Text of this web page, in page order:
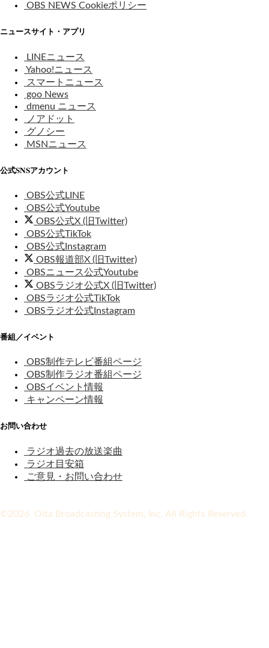
OBS NEWS Cookieポリシー
ニュースサイト・アプリ
LINEニュース
Yahoo!ニュース
スマートニュース
goo News
dmenu ニュース
ノアドット
グノシー
MSNニュース
公式SNSアカウント
OBS公式LINE
OBS公式Youtube
OBS公式X (旧Twitter)
OBS公式TikTok
OBS公式Instagram
OBS報道部X (旧Twitter)
OBSニュース公式Youtube
OBSラジオ公式X (旧Twitter)
OBSラジオ公式TikTok
OBSラジオ公式Instagram
番組／イベント
OBS制作テレビ番組ページ
OBS制作ラジオ番組ページ
OBSイベント情報
キャンペーン情報
お問い合わせ
ラジオ過去の放送楽曲
ラジオ目安箱
ご意見・お問い合わせ
©2026 Oita Broadcasting System, Inc. All Rights Reserved.